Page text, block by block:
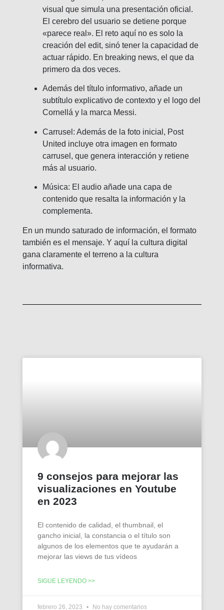
visual que simula una presentación oficial.
El cerebro del usuario se detiene porque
«parece real». El reto aquí no es solo la
creación del edit, sinó tener la capacidad de
actuar rápido. En breaking news, el que da
primero da dos veces.
Además del título informativo, añade un
subtítulo explicativo de contexto y el logo del
Cornellá y la marca Messi.
Carrusel: Además de la foto inicial, Post
United incluye otra imagen en formato
carrusel, que genera interacción y retiene
más al usuario.
Música: El audio añade una capa de
contenido que resalta la información y la
complementa.
En un mundo saturado de información, el formato
también es el mensaje. Y aquí la cultura digital
gana claramente el terreno a la cultura
informativa.
9 consejos para mejorar las
visualizaciones en Youtube
en 2023
El contenido de calidad, el thumbnail, el
gancho inicial, la constancia o el título son
algunos de los elementos que te ayudarán a
mejorar las views de tus vídeos
SIGUE LEYENDO >>
febrero 26, 2023 No hay comentarios